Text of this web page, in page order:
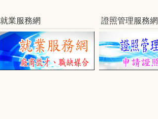
就業服務網 證照管理服務網